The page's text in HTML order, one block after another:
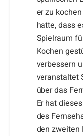
er zu
hatte, dass
Spielraum
Kochen
verbessern
veranstaltet
über das
Er hat
des
den zweiten